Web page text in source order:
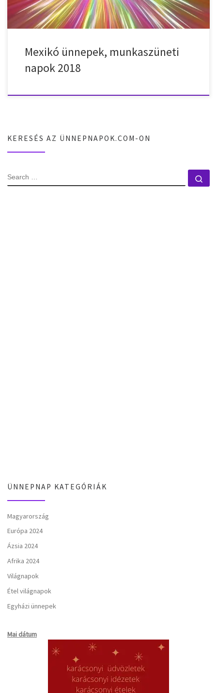
Mexikó ünnepek, munkaszüneti
napok 2018
KERESÉS AZ ÜNNEPNAPOK.COM-ON
SEARCH
ÜNNEPNAP KATEGÓRIÁK
Magyarország
Európa 2024
Ázsia 2024
Afrika 2024
Világnapok
Étel világnapok
Egyházi ünnepek
Mai dátum